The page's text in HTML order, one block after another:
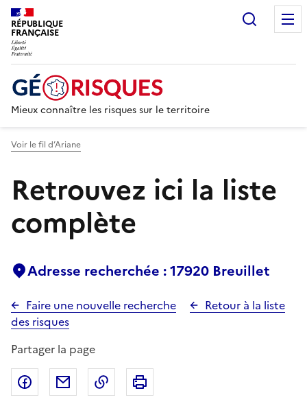
RÉPUBLIQUE
FRANÇAISE
Mieux connaître les risques sur le territoire
Voir le fil d’Ariane
Retrouvez ici la liste
complète
Adresse recherchée : 17920 Breuillet
Faire une nouvelle recherche
Retour à la liste
des risques
Partager la page
Partager sur Facebook
Partager par emailCopier dans le presse-papier